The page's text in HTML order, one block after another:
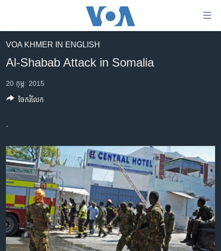
គេហទំព័រ​
រំលង​
និង​
ព័ត៌មាន​​
ម្តង
រំលង​
និង​
ចូល​
ទំព័រ​
រចនា
សម្ព័ន្ធ​
រំលង​
អន្តរជាតិ
អាមេរិក
ព្រឹត្តិការណ៍ព័ត៌មាន
ទូរទស្សន៍ / វីដេអូ​
វិទ្យុ / ផតខាសថ៍
កម្មវិធីទាំងអស់
Khmer English
VOA KHMER IN ENGLISH
Al-Shabab Attack in Somalia
20 កុម្ភៈ 2015
.
ចែករំលែក